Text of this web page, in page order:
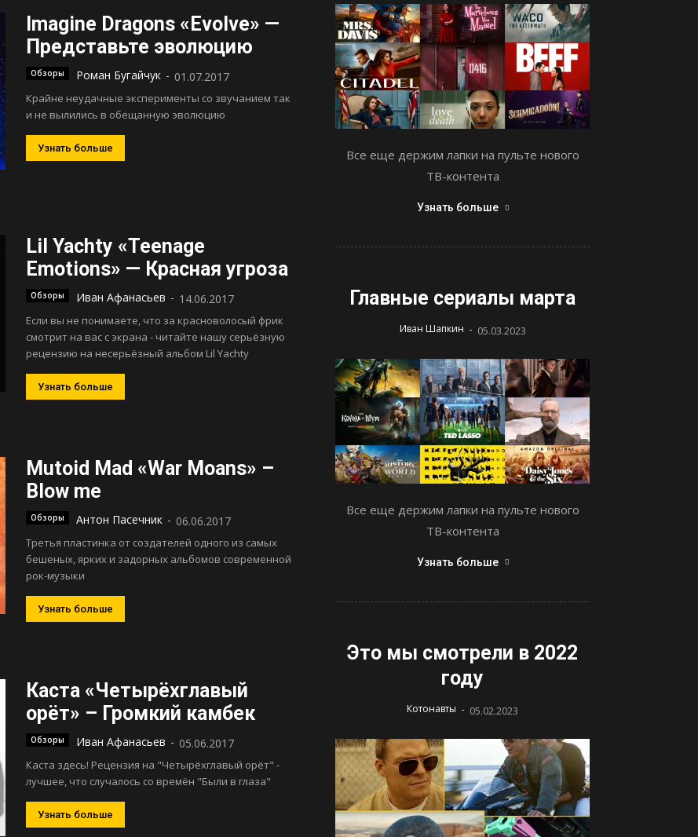
Imagine Dragons «Evolve» —
Представьте эволюцию
Обзоры Роман Бугайчук - 01.07.2017
Крайне неудачные эксперименты со звучанием так
и не вылились в обещанную эволюцию
Узнать больше
Lil Yachty «Teenage
Emotions» — Красная угроза
Обзоры Иван Афанасьев - 14.06.2017
Если вы не понимаете, что за красноволосый фрик
смотрит на вас с экрана - читайте нашу серьёзную
рецензию на несерьёзный альбом Lil Yachty
Узнать больше
Mutoid Mad «War Moans» –
Blow me
Обзоры Антон Пасечник - 06.06.2017
Третья пластинка от создателей одного из самых
бешеных, ярких и задорных альбомов современной
рок-музыки
Узнать больше
Каста «Четырёхглавый
орёт» – Громкий камбек
Обзоры Иван Афанасьев - 05.06.2017
Каста здесь! Рецензия на "Четырёхглавый орёт" -
лучшее, что случалось со времён "Были в глаза"
Узнать больше
Все еще держим лапки на пульте нового
ТВ-контента
Узнать больше
Главные сериалы марта
Иван Шапкин - 05.03.2023
Все еще держим лапки на пульте нового
ТВ-контента
Узнать больше
Это мы смотрели в 2022
году
Котонавты - 05.02.2023